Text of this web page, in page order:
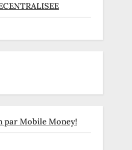
par Mobile Money!